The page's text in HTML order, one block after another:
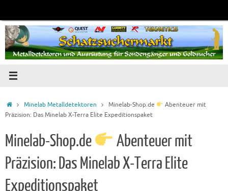
springen
Startseite
Minelab Metalldetektoren Minelab-Shop.de
Abenteuer mit
Präzision: Das Minelab X-Terra Elite Expeditionspaket
Minelab-Shop.de
Abenteuer mit
Präzision: Das Minelab X-Terra Elite
Expeditionspaket